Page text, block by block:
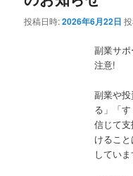
投稿日時:2026年6月22日
副業サ
注意!
副業や
る」「
信じて
けるこ
していま